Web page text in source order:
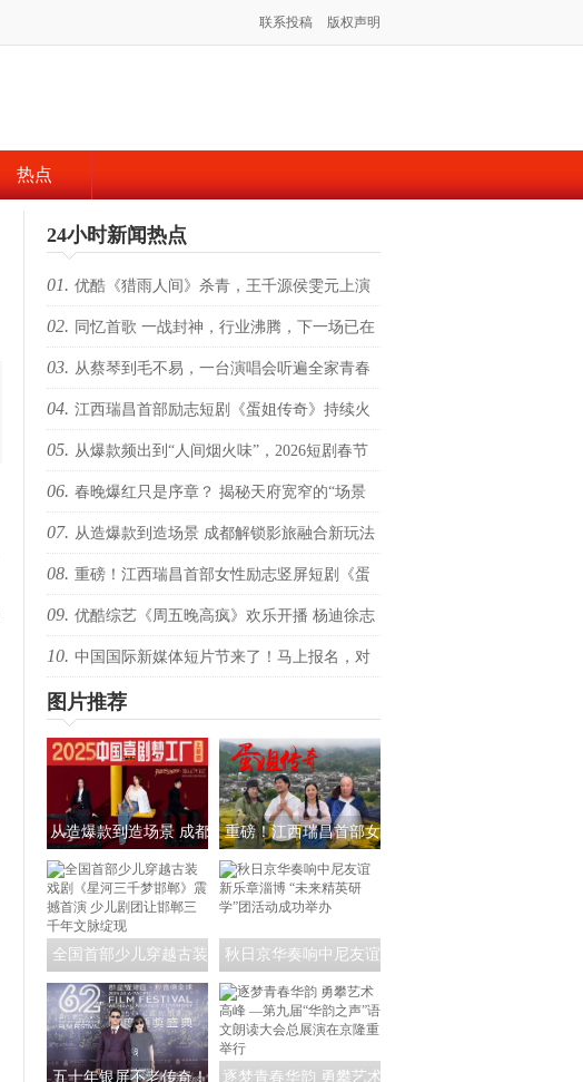
联系投稿 版权声明
热点
24小时新闻热点
01. 优酷《猎雨人间》杀青，王千源侯雯元上演
跨越十一年的人性狩猎
02. 同忆首歌 一战封神，行业沸腾，下一场已在
路上
03. 从蔡琴到毛不易，一台演唱会听遍全家青春
04. 江西瑞昌首部励志短剧《蛋姐传奇》持续火
爆！双平台数据刷新纪录，见证本土力量
05. 从爆款频出到“人间烟火味”，2026短剧春节
档赢在哪？
06. 春晚爆红只是序章？ 揭秘天府宽窄的“场景
魔法”与生态枢纽
07. 从造爆款到造场景 成都解锁影旅融合新玩法
08. 重磅！江西瑞昌首部女性励志竖屏短剧《蛋
姐传奇》定档三八节
09. 优酷综艺《周五晚高疯》欢乐开播 杨迪徐志
胜综艺半壁江山巅峰对垒疯度狂飙
10. 中国国际新媒体短片节来了！马上报名，对
话短片短剧行业大咖！
图片推荐
从造爆款到造场景 成都
解锁影旅融合新玩法
重磅！江西瑞昌首部女
性励志竖屏短剧《蛋姐
传奇》定档三八节
全国首部少儿穿越古装
戏剧《星河三千梦邯
郸》震撼首演 少儿剧团
让邯郸三千年文脉绽现
秋日京华奏响中尼友谊
新乐章淄博 “未来精英研
学”团活动成功举办
五十年银屏不老传奇！
逐梦青春华韵 勇攀艺术